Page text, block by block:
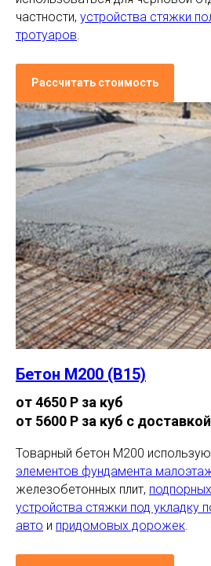
частности, устройства стяжки
тротуаров.
Рассчитать стоимость
Бетон М200 (В15)
от 4650 Р за куб
от 5600 Р за куб с доставкой
Товарный бетон М200
элементов фундамента
железобетонных плит,
устройства стяжки под укладку
авто и придомовых дорожек.